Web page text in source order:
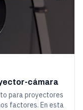
cámara
para proyectores
factores. En esta